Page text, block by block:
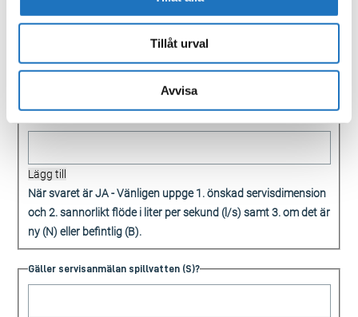
Tillåt urval
Avvisa
villa gäller följande dimensioner och flöden: Servisdimension
Vatten(V) 32, sannorlikt flöde 0,63. Servisdimension Spillvatten(S)
110, sannorlikt flöde1,8. Servisdimension Dagvatten(D) 110,
Lägg till
När svaret är JA - Vänligen uppge 1. önskad servisdimension
och 2. sannorlikt flöde i liter per sekund (l/s) samt 3. om det är
ny (N) eller befintlig (B).
Gäller servisanmälan spillvatten (S)?